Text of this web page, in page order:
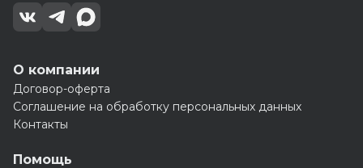
О компании
Договор-оферта
Соглашение на обработку персональных данных
Контакты
Помощь